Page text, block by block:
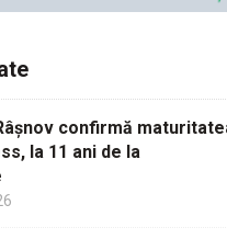
confirmă
la 11 ani de la